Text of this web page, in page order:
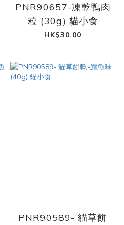
PNR90657-凍乾鴨肉
粒 (30g) 貓小食
HK$30.00
PNR90589- 貓草餅